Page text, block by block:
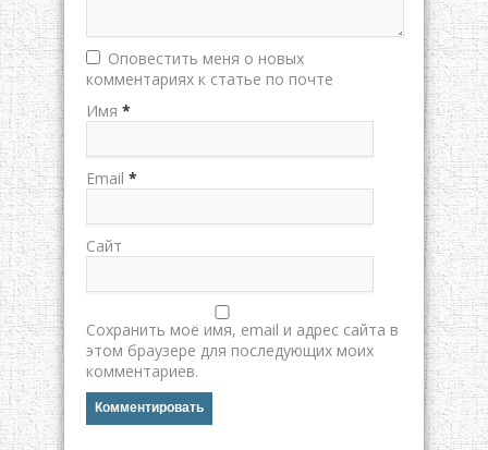
Оповестить меня о новых
комментариях к статье по почте
Имя *
Email *
Сайт
Сохранить моё имя, email и адрес сайта в
этом браузере для последующих моих
комментариев.